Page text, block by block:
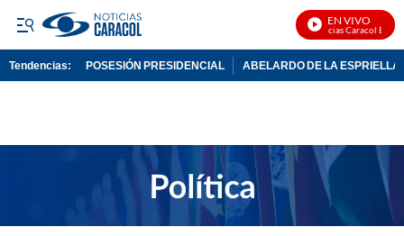
EN VIVO
Noticias Caracol En Vivo
Tendencias: POSESIÓN PRESIDENCIAL ABELARDO DE LA ESPRIELLA